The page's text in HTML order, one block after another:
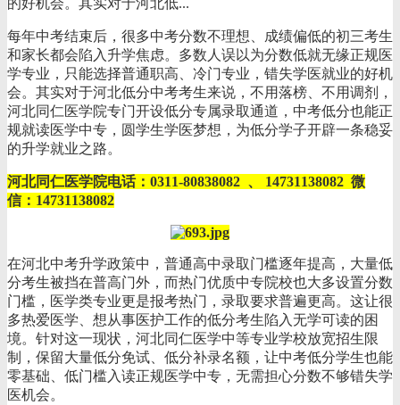
每年中考结束后，很多中考分数不理想、成绩偏低的初三考生
和家长都会陷入升学焦虑。多数人误以为分数低就无缘正规医
学专业，只能选择普通职高、冷门专业，错失学医就业的好机
会。其实对于河北低分中考考生来说，不用落榜、不用调剂，
河北同仁医学院专门开设低分专属录取通道，中考低分也能正
规就读医学中专，圆学生学医梦想，为低分学子开辟一条稳妥
的升学就业之路。
河北同仁医学院电话：0311-80838082 、 14731138082 微
信：14731138082
在河北中考升学政策中，普通高中录取门槛逐年提高，大量低
分考生被挡在普高门外，而热门优质中专院校也大多设置分数
门槛，医学类专业更是报考热门，录取要求普遍更高。这让很
多热爱医学、想从事医护工作的低分考生陷入无学可读的困
境。针对这一现状，河北同仁医学中等专业学校放宽招生限
制，保留大量低分免试、低分补录名额，让中考低分学生也能
零基础、低门槛入读正规医学中专，无需担心分数不够错失学
医机会。